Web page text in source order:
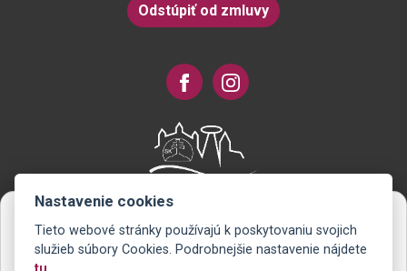
Novinky na Váš e-mail
Odstúpiť od zmluvy
Nastavenie cookies
Tieto webové stránky používajú k poskytovaniu svojich
služieb súbory Cookies. Podrobnejšie nastavenie nájdete